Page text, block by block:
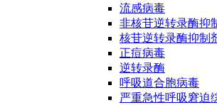
流感病毒
非核苷逆转录酶抑
核苷逆转录酶抑制
正痘病毒
逆转录酶
呼吸道合胞病毒
严重急性呼吸窘迫